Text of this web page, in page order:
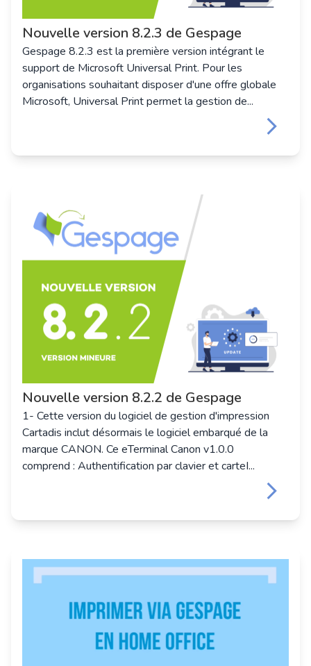
Nouvelle version 8.2.3 de Gespage
Gespage 8.2.3 est la première version intégrant le
support de Microsoft Universal Print. Pour les
organisations souhaitant disposer d'une offre globale
Microsoft, Universal Print permet la gestion de...
keyboard_arrow_right
Nouvelle version 8.2.2 de Gespage
1- Cette version du logiciel de gestion d'impression
Cartadis inclut désormais le logiciel embarqué de la
marque CANON. Ce eTerminal Canon v1.0.0
comprend : Authentification par clavier et carteI...
keyboard_arrow_right